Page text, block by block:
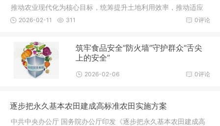
推动农业现代化为核心目标，统筹提升土地利用效率，推动适应
现代化农业需求。2011年以来，全县共建成高标准农田45.33万
益均有明显提高。
0评论
2026-02-11 311
筑牢食品安全“防火墙”守护群众“舌尖
上的安全”
0评论
2026-02-06
逐步把永久基本农田建成高标准农田实施方案
中共中央办公厅 国务院办公厅印发《逐步把永久基本农田建成高